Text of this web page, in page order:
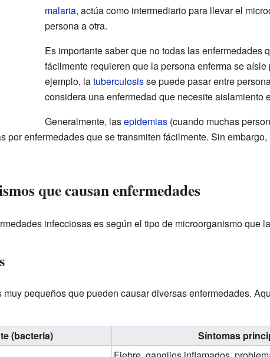
malaria, actúa como intermediario para llevar el
persona a otra.
Es importante saber que no todas las enfermedades
fácilmente requieren que la persona enferma se aísle
ejemplo, latuberculosisse puede pasar entre
considera una enfermedad que necesite aislamiento
Generalmente, lasepidemias(cuando muchas
por enfermedades que se transmiten fácilmente. Sin
que causan enfermedades
infecciosas es según el tipo de microorganismo que
pequeños que pueden causar diversas enfermedades.
(bacteria)
Síntomas